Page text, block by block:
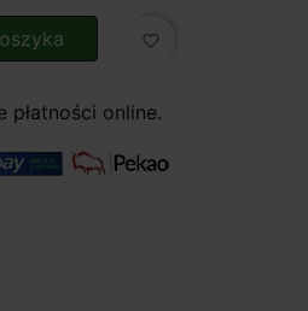
favorite_border
płatności online.